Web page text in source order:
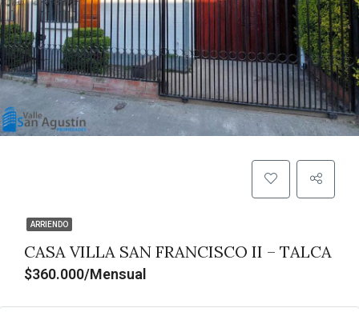
ARRIENDO
CASA VILLA SAN FRANCISCO II – TALCA
$360.000/Mensual